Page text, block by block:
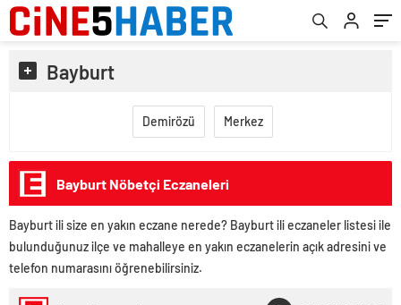
Bayburt
Demirözü Merkez
Bayburt Nöbetçi Eczaneleri
Bayburt ili size en yakın eczane nerede? Bayburt ili eczaneler listesi ile
bulunduğunuz ilçe ve mahalleye en yakın eczanelerin açık adresini ve
telefon numarasını öğrenebilirsiniz.